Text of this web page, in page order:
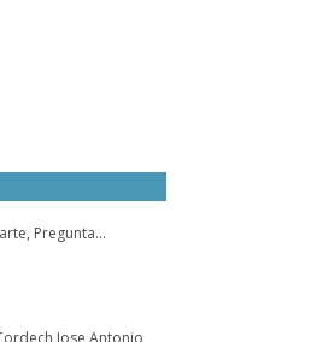
Pregunta...